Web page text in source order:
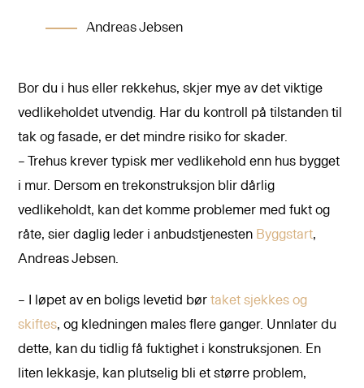
Andreas Jebsen
Bor du i hus eller rekkehus, skjer mye av det viktige
vedlikeholdet utvendig. Har du kontroll på tilstanden til
tak og fasade, er det mindre risiko for skader.
– Trehus krever typisk mer vedlikehold enn hus bygget
i mur. Dersom en trekonstruksjon blir dårlig
vedlikeholdt, kan det komme problemer med fukt og
råte, sier daglig leder i anbudstjenesten Byggstart,
Andreas Jebsen.
– I løpet av en boligs levetid børtaket sjekkes og
skiftes, og kledningen males flere ganger. Unnlater du
dette, kan du tidlig få fuktighet i konstruksjonen. En
liten lekkasje, kan plutselig bli et større problem,